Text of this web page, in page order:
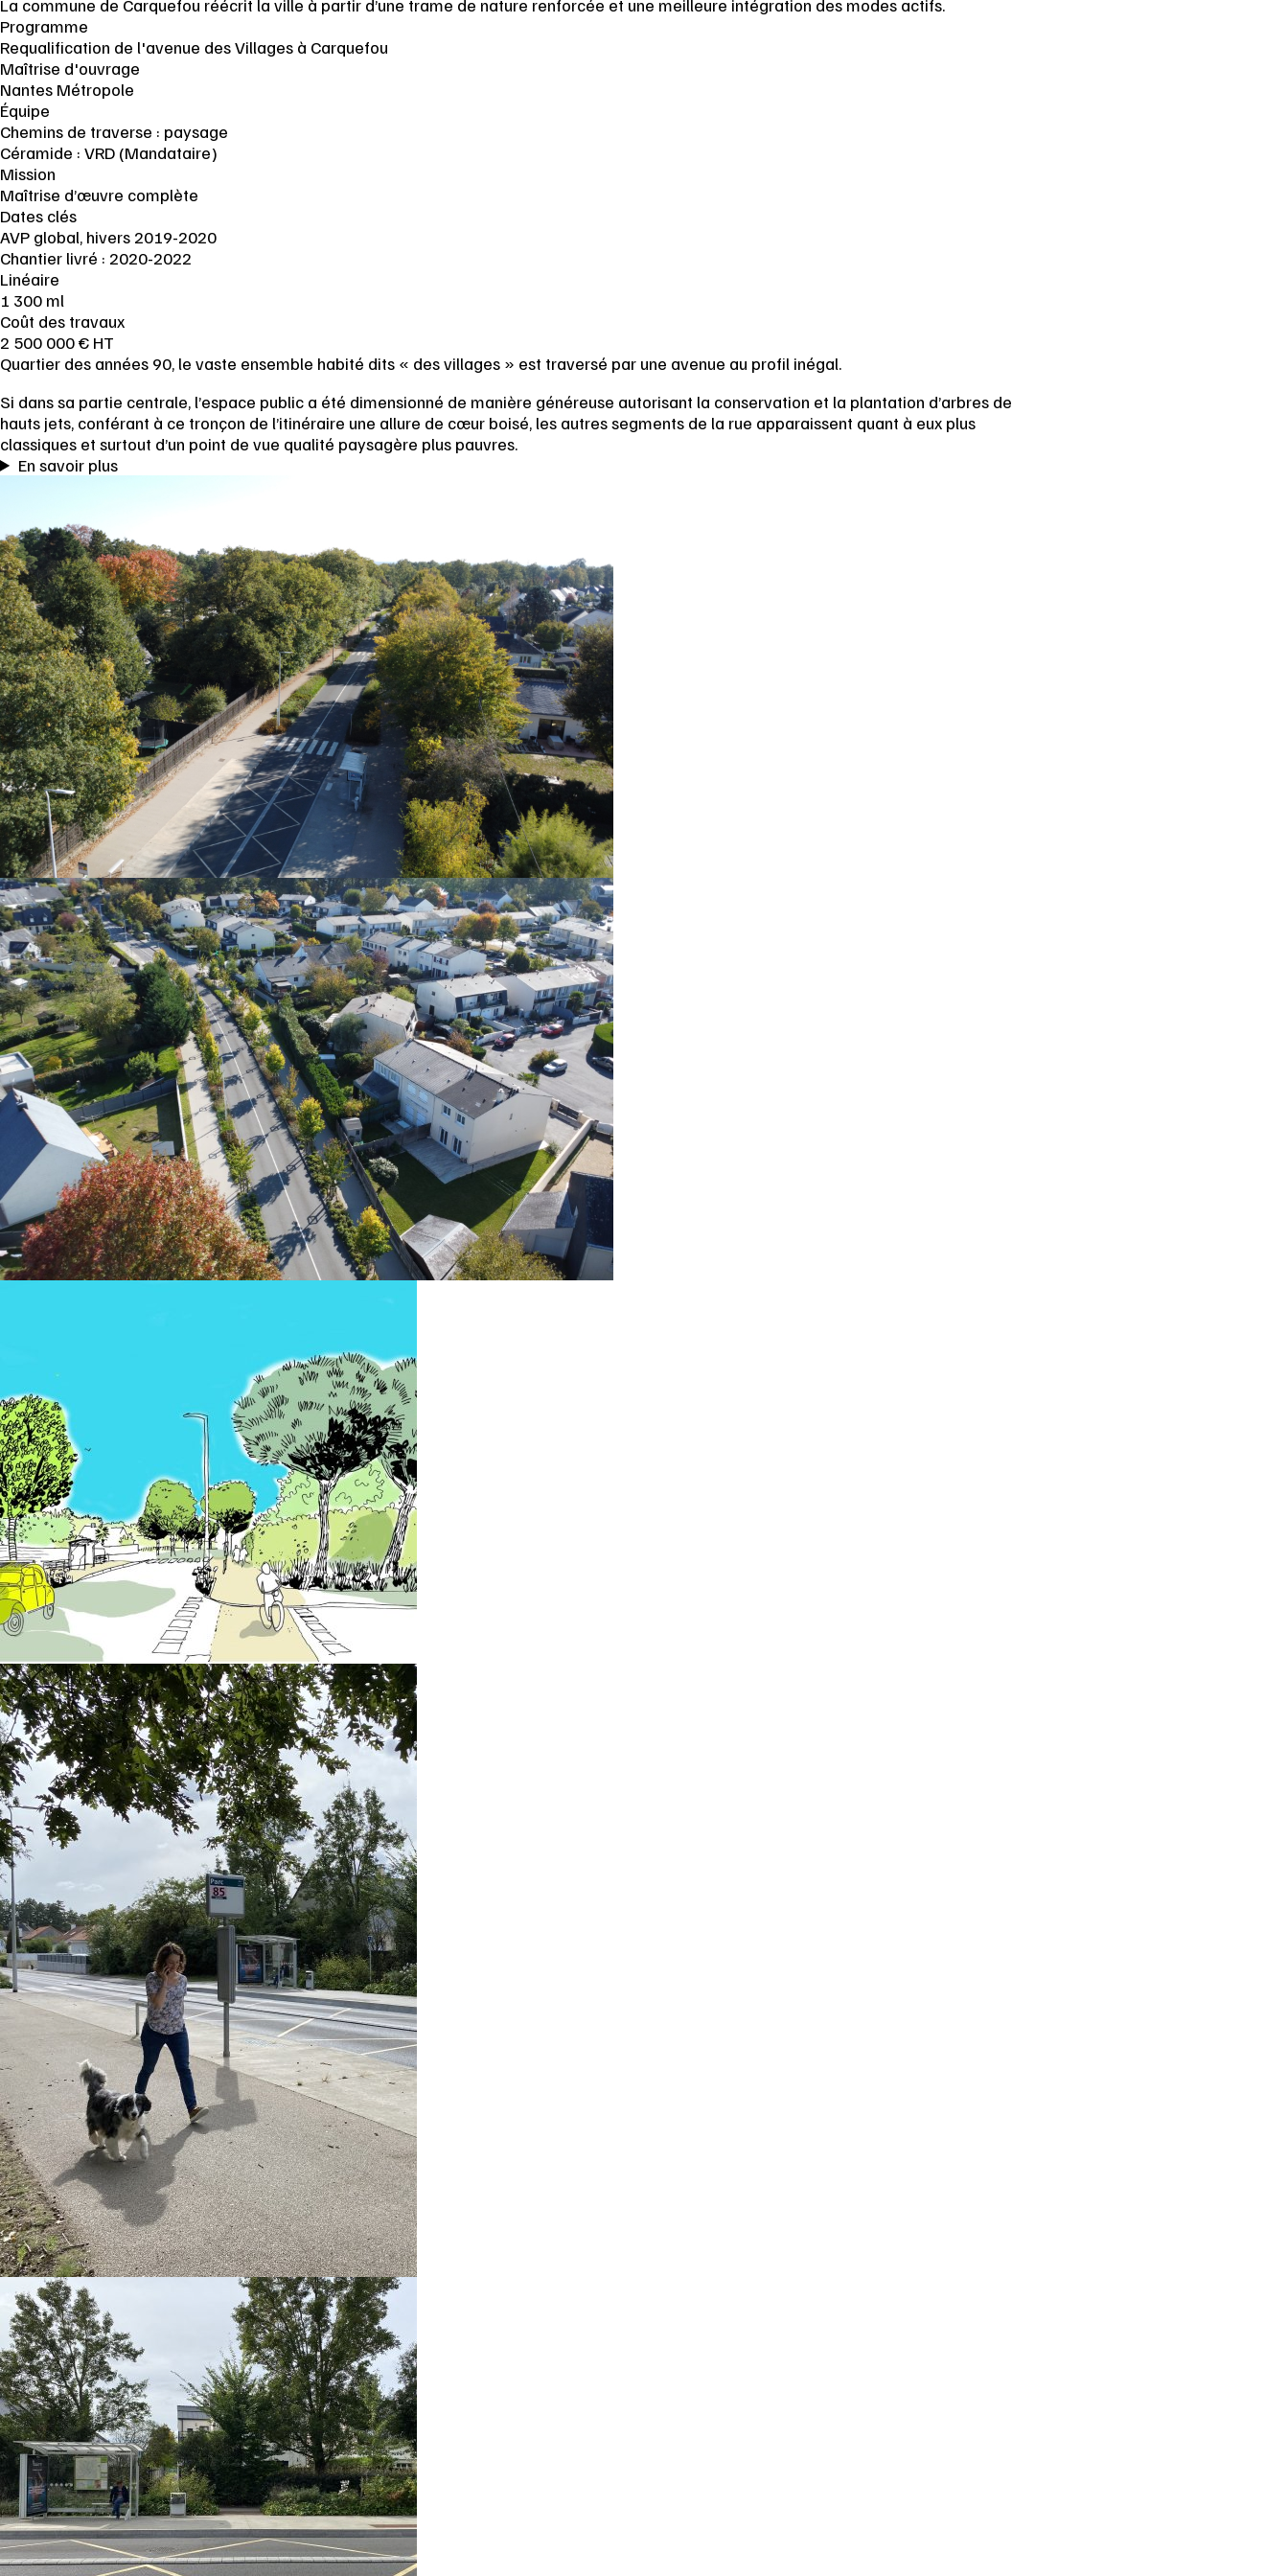
La commune de Carquefou réécrit la ville à partir d’une trame de nature renforcée et une meilleure intégration des modes actifs.
Programme
Requalification de l'avenue des Villages à Carquefou
Maîtrise d'ouvrage
Nantes Métropole
Équipe
Chemins de traverse : paysage
Céramide : VRD (Mandataire)
Mission
Maîtrise d’œuvre complète
Dates clés
AVP global, hivers 2019-2020
Chantier livré : 2020-2022
Linéaire
1 300 ml
Coût des travaux
2 500 000 € HT
Quartier des années 90, le vaste ensemble habité dits « des villages » est traversé par une avenue au profil inégal.
Si dans sa partie centrale, l’espace public a été dimensionné de manière généreuse autorisant la conservation et la plantation d’arbres de
hauts jets, conférant à ce tronçon de l’itinéraire une allure de cœur boisé, les autres segments de la rue apparaissent quant à eux plus
classiques et surtout d’un point de vue qualité paysagère plus pauvres.
En savoir plus